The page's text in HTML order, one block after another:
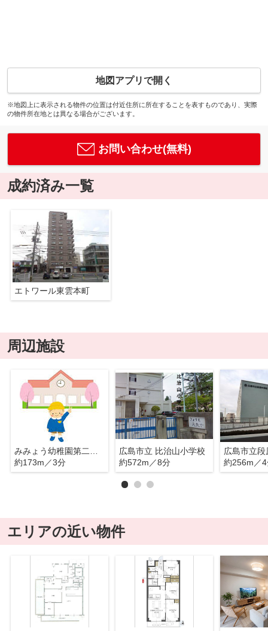
地図アプリで開く
※地図上に表示される物件の位置は付近住所に所在することを表すものであり、実際
の物件所在地とは異なる場合がございます。
お問い合わせ(無料)
成約済み一覧
エトワール東雲本町
周辺施設
約173m／3分
広島市立 比治山小学校
約572m／8分
広島市立段
約256m／
エリアの近い物件